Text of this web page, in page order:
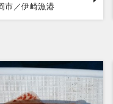
市／伊崎漁港